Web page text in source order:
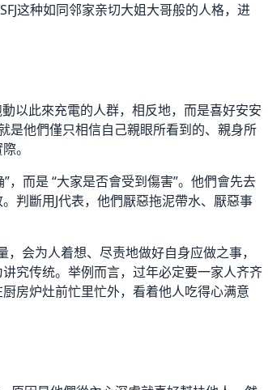
这种如同邻家亲切大姐大哥般的人格，进
以此來充電的人群，相反地，而是喜好安安
是他們僅只相信自己親眼所看到的、親身所
。
，而是 “大家是否會受到傷害”。他們會先去
判斷用J代表，他們厭惡拖泥帶水、厭惡事
会为人着想、尽责地做好自身应做之事，
究传统。举例而言，过年必定要一家人齐齐
房炉灶前忙里忙外，看着他人吃得心满意